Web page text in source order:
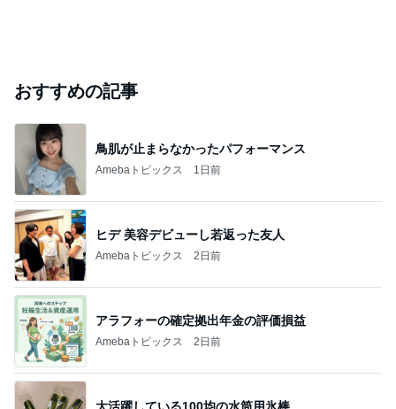
おすすめの記事
鳥肌が止まらなかったパフォーマンス
Amebaトピックス 1日前
ヒデ 美容デビューし若返った友人
Amebaトピックス 2日前
アラフォーの確定拠出年金の評価損益
Amebaトピックス 2日前
大活躍している100均の水筒用氷棒